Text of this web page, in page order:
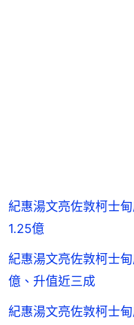
紀惠湯文亮佐敦柯士
1.25億
紀惠湯文亮佐敦柯士
億、升值近三成
紀惠湯文亮佐敦柯士